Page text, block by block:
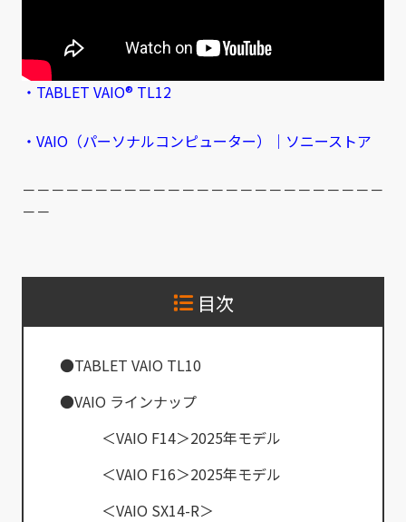
・TABLET VAIO® TL12
・VAIO（パーソナルコンピューター）｜ソニーストア
－－－－－－－－－－－－－－－－－－－－－－－－－
－－
目次
●TABLET VAIO TL10
●VAIO ラインナップ
＜VAIO F14＞2025年モデル
＜VAIO F16＞2025年モデル
＜VAIO SX14-R＞